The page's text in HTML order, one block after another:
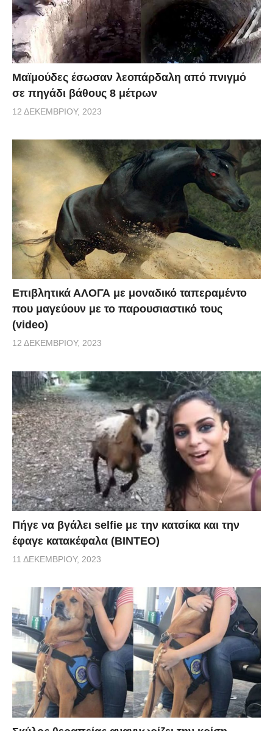
Μαϊμούδες έσωσαν λεοπάρδαλη από πνιγμό
σε πηγάδι βάθους 8 μέτρων
12 ΔΕΚΕΜΒΡΊΟΥ, 2023
Επιβλητικά ΑΛΟΓΑ με μοναδικό ταπεραμέντο
που μαγεύουν με το παρουσιαστικό τους
(video)
12 ΔΕΚΕΜΒΡΊΟΥ, 2023
Πήγε να βγάλει selfie με την κατσίκα και την
έφαγε κατακέφαλα (ΒΙΝΤΕΟ)
11 ΔΕΚΕΜΒΡΊΟΥ, 2023